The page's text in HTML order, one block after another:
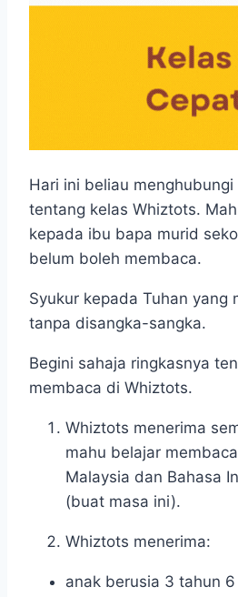
Hari ini beliau
tentang kelas Whiztots.
kepada ibu bapa murid
belum boleh membaca.
Syukur kepada Tuhan yang
tanpa disangka-sangka.
Begini sahaja ringkasnya
membaca di Whiztots.
Whiztots menerima
mahu belajar
Malaysia dan Bahasa
(buat masa ini).
Whiztots menerima:
anak berusia 3 tahun